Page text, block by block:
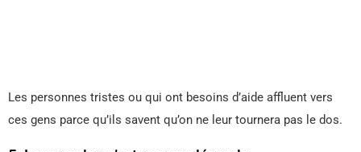
Les personnes tristes ou qui ont besoins d’aide affluent vers
ces gens parce qu’ils savent qu’on ne leur tournera pas le dos.